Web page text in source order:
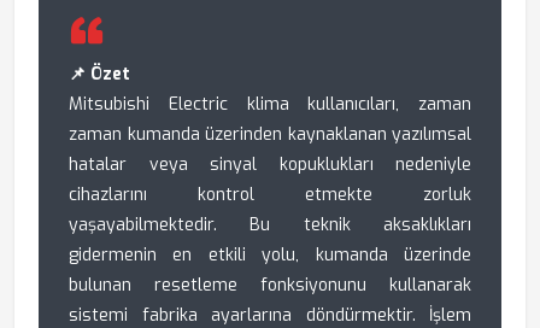
📌 Özet
Mitsubishi Electric klima kullanıcıları, zaman
zaman kumanda üzerinden kaynaklanan yazılımsal
hatalar veya sinyal kopuklukları nedeniyle
cihazlarını kontrol etmekte zorluk
yaşayabilmektedir. Bu teknik aksaklıkları
gidermenin en etkili yolu, kumanda üzerinde
bulunan resetleme fonksiyonunu kullanarak
sistemi fabrika ayarlarına döndürmektir. İşlem